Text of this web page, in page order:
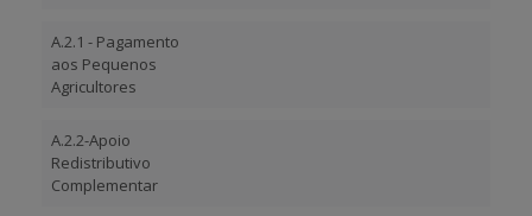
A.2.1 - Pagamento
aos Pequenos
Agricultores
A.2.2-Apoio
Redistributivo
Complementar